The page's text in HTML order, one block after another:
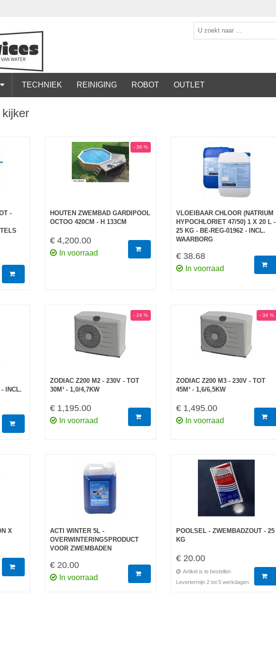
TECHNIEK REINIGING ROBOT OUTLET
-
- 36 %
HOUTEN ZWEMBAD GARDIPOOL
OCTOO 420CM - H 133CM
€ 4,200.00
In voorraad
VLOEIBAAR CHLOOR (NATRIUM
HYPOCHLORIET 47/50) 1 X 20 L -
25 KG - BE-REG-01962 - INCL.
WAARBORG
€ 38.68
In voorraad
INCL.
- 24 %
ZODIAC Z200 M2 - 230V - TOT
30M³ - 1,0/4,7KW
€ 1,195.00
In voorraad
- 34 %
ZODIAC Z200 M3 - 230V - TOT
45M³ - 1,6/6,5KW
€ 1,495.00
In voorraad
X
ACTI WINTER 5L -
OVERWINTERINGSPRODUCT
VOOR ZWEMBADEN
€ 20.00
In voorraad
POOLSEL - ZWEMBADZOUT - 25
KG
€ 20.00
Artikel is te bestellen
Levertermijn 2 tot 5 werkdagen